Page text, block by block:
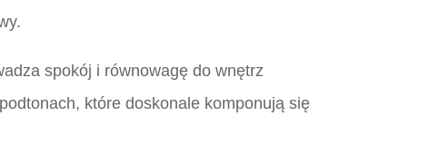
spokój i równowagę do wnętrz
które doskonale komponują się